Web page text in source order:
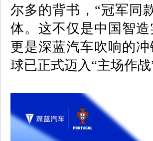
尔多的背书，“冠军同
体。这不仅是中国智
更是深蓝汽车吹响的
球已正式迈入“主场作